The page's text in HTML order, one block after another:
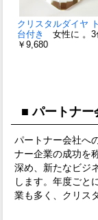
クリスタルダイヤ
台付き
女性に 。3
￥9,680
■ パートナー
パートナー会社へ
ナー企業の成功を
深め、新たなビジ
します。年度ごと
業も多く、クリス